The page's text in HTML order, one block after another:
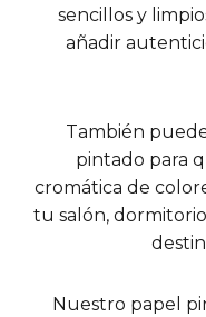
sencillos y
añadir
También
pintado para
cromática de
tu salón,
Nuestro papel